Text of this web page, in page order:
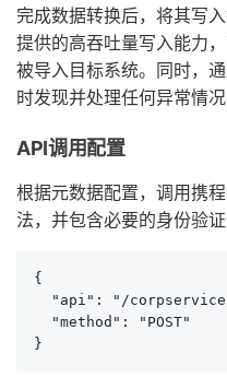
完成数据转换后，将其写
提供的高吞吐量写入能力
被导入目标系统。同时，
时发现并处理任何异常情
API调用配置
根据元数据配置，调用携
法，并包含必要的身份验证
{
"api": "/
  "method": "POST"
}